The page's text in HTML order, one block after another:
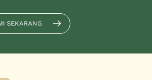
SEKARANG